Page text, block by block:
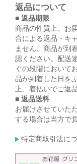
返品について
■ 返品期限
商品の性質上、お
合による返品・キ
ません。商品が到
認ください。配送
ぐの段階において
品が到着した日を
上、着払いでご返
■ 返品送料
お届けさせていた
する場合は当方で
特定商取引法に